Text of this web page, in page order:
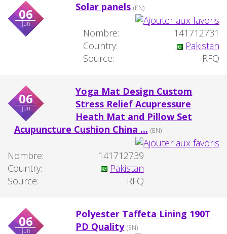
06
jun
Solar panels (EN)
Nombre:
141712731
Country:
Pakistan
Source:
RFQ
06
jun
Yoga Mat Design Custom
Stress Relief Acupressure
Heath Mat and Pillow Set
Acupuncture Cushion China ... (EN)
Nombre:
141712739
Country:
Pakistan
Source:
RFQ
06
jun
Polyester Taffeta Lining 190T
PD Quality (EN)